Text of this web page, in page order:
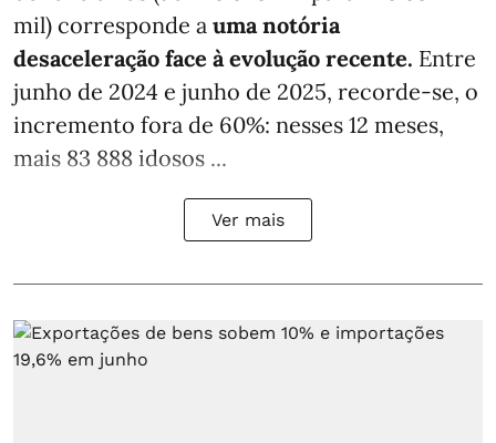
mil) corresponde a uma notória
desaceleração face à evolução recente. Entre
junho de 2024 e junho de 2025, recorde-se, o
incremento fora de 60%: nesses 12 meses,
mais 83 888 idosos ...
Ver mais